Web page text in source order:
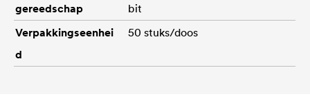
gereedschap
bit
Verpakkingseenhei
d
50 stuks/doos